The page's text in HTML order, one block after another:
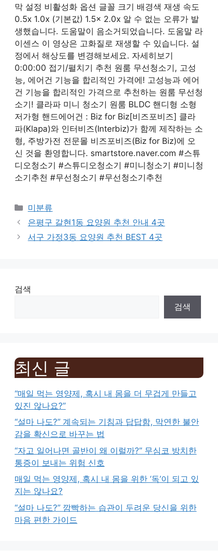
막 설정 비활성화 옵션 글꼴 크기 배경색 재생 속도 ​
0.5x 1.0x (기본값) 1.5x 2.0x 알 수 없는 오류가 발
생했습니다. 도움말이 음소거되었습니다. 도움말 라
이센스 이 영상은 고화질로 재생할 수 있습니다. 설
정에서 해상도를 변경해보세요. 자세히보기
0:00:00 접기/펼치기 추천 원룸 무선청소기, 고성
능, 에어건 기능을 합리적인 가격에! 고성능과 에어
건 기능을 합리적인 가격으로 추천하는 원룸 무선청
소기! 클라파 미니 청소기 원룸 BLDC 핸디형 소형
저가형 핸드에어건 : Biz for Biz[비즈포비즈] 클라
파(Klapa)와 인터비즈(Interbiz)가 함께 제작하는 소
형, 주방가전 전문몰 비즈포비즈(Biz for Biz)에 오
신 것을 환영합니다. smartstore.naver.com #스튜
디오청소기 #스튜디오청소기 #미니청소기 #미니청
소기추천 #무선청소기 #무선청소기추천
Categories
미분류
은평구 갈현1동 요양원 추천 안내 4곳
서구 가정3동 요양원 추천 BEST 4곳
검색
검색
최신 글
“매일 먹는 영양제, 혹시 내 몸을 더 무겁게 만들고
있진 않나요?”
“설마 나도?” 계속되는 기침과 답답함, 막연한 불안
감을 확신으로 바꾸는 법
“자고 일어나면 골반이 왜 이럴까?” 무심코 방치한
통증이 보내는 위험 신호
매일 먹는 영양제, 혹시 내 몸을 위한 ‘독’이 되고 있
지는 않나요?
“설마 나도?” 깜빡하는 습관이 두려운 당신을 위한
마음 편한 가이드